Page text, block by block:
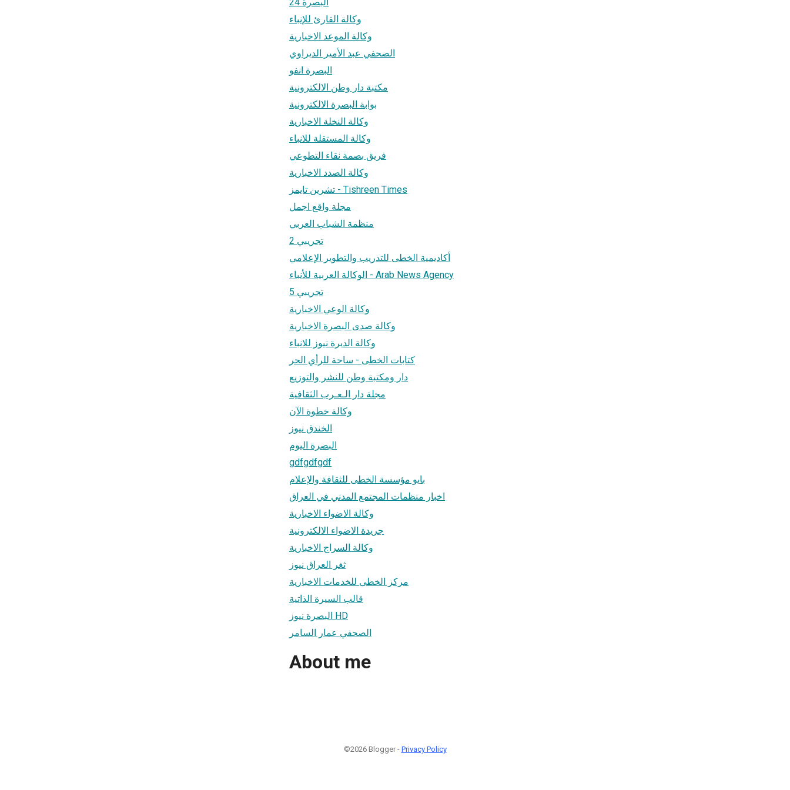
وكالة القارئ للإنباء
وكالة الموعد الاخبارية
الصحفي عبد الأمير الديراوي
البصرة انفو
مكتبة دار وطن الالكترونية
بوابة البصرة الالكترونية
وكالة النخلة الاخبارية
وكالة المستقلة للانباء
فريق بصمة نقاء التطوعي
وكالة الصدد الاخبارية
تشرين تايمز - Tishreen Times
مجلة واقع اجمل
منظمة الشباب العربي
تجريبي 2
أكاديمية الخطى للتدريب والتطوير الإعلامي
الوكالة العربية للأنباء - Arab News Agency
تجريبي 5
وكالة الوعي الاخبارية
وكالة صدى البصرة الاخبارية
وكالة الديرة نيوز للانباء
كتابات الخطى - ساحة للرأي الحر
دار ومكتبة وطن للنشر والتوزيع
مجلة دار الـعـرب الثقافية
وكالة خطوة الآن
الخندق نيوز
البصرة اليوم
gdfgdfgdf
بايو مؤسسة الخطى للثقافة والإعلام
اخبار منظمات المجتمع المدني في العراق
وكالة الاضواء الاخبارية
جريدة الاضواء الالكترونية
وكالة السراج الاخبارية
ثغر العراق نيوز
مركز الخطى للخدمات الاخبارية
قالب السيرة الذاتية
البصرة نيوز HD
الصحفي عمار السامر
About me
©2026 Blogger - Privacy Policy